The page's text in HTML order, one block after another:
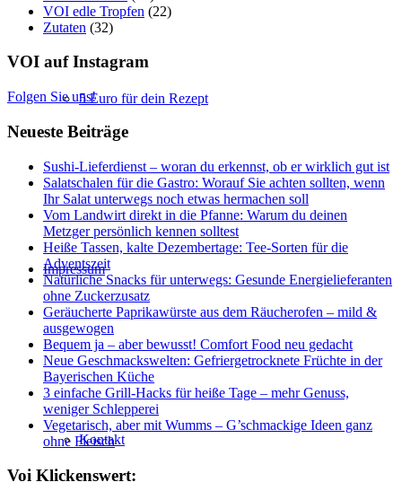
5 Euro für dein Rezept
Impressum
Kontakt
VOI edle Tropfen (22)
Zutaten (32)
VOI auf Instagram
Folgen Sie uns!
Neueste Beiträge
Sushi-Lieferdienst – woran du erkennst, ob er wirklich gut ist
Salatschalen für die Gastro: Worauf Sie achten sollten, wenn
Ihr Salat unterwegs noch etwas hermachen soll
Vom Landwirt direkt in die Pfanne: Warum du deinen
Metzger persönlich kennen solltest
Heiße Tassen, kalte Dezembertage: Tee-Sorten für die
Adventszeit
Natürliche Snacks für unterwegs: Gesunde Energielieferanten
ohne Zuckerzusatz
Geräucherte Paprikawürste aus dem Räucherofen – mild &
ausgewogen
Bequem ja – aber bewusst! Comfort Food neu gedacht
Neue Geschmackswelten: Gefriergetrocknete Früchte in der
Bayerischen Küche
3 einfache Grill-Hacks für heiße Tage – mehr Genuss,
weniger Schlepperei
Vegetarisch, aber mit Wumms – G’schmackige Ideen ganz
ohne Fleisch
Voi Klickenswert: